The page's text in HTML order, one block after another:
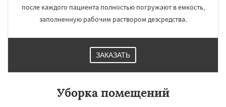
после каждого пациента полностью погружают в емкость,
заполненную рабочим раствором дезсредства.
ЗАКАЗАТЬ
Уборка помещений